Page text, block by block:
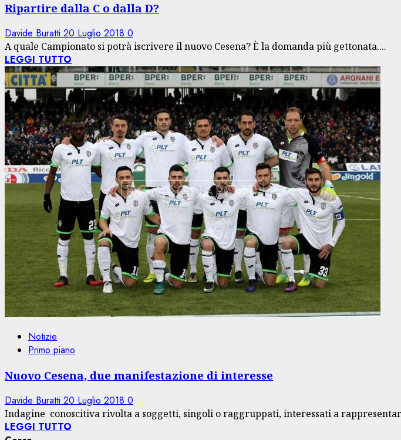
Ripartire dalla C o dalla D?
Davide Buratti 20 Luglio 2018 0
A quale Campionato si potrà iscrivere il nuovo Cesena? È la domanda più gettonata....
LEGGI TUTTO
Notizie
Primo piano
Nuovo Cesena, due manifestazione di interesse
Davide Buratti 20 Luglio 2018 0
Indagine conoscitiva rivolta a soggetti, singoli o raggruppati, interessati a
LEGGI TUTTO